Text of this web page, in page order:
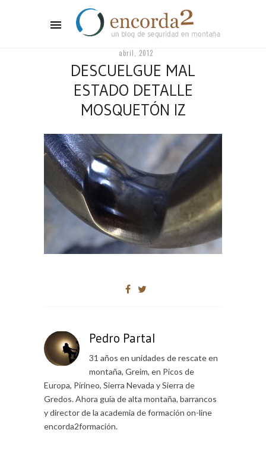
abril, 2012
DESCUELGUE MAL
ESTADO DETALLE
MOSQUETÓN IZ
Pedro Partal
31 años en unidades de rescate en
montaña, Greim, en Picos de
Europa, Pirineo, Sierra Nevada y Sierra de
Gredos. Ahora guía de alta montaña, barrancos
y director de la academia de formación on-line
encorda2formación.